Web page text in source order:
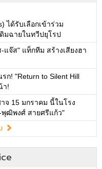
ได้รับเลือกเข้าร่วม
มฉายในทวีปยุโรป
จ๊ส" แท็กทีม สร้างเสียงฮา
ก! "Return to Silent Hill
า!
จ 15 มกราคม นี้ในโรง
ฒิพงศ์ สายศรีแก้ว"